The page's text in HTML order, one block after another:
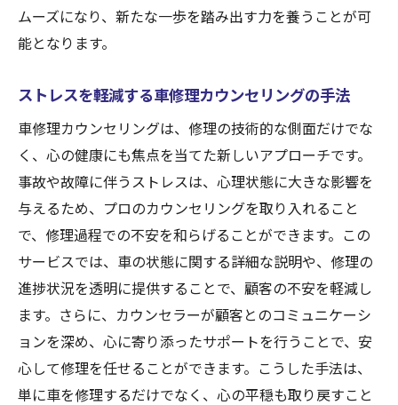
ムーズになり、新たな一歩を踏み出す力を養うことが可
能となります。
ストレスを軽減する車修理カウンセリングの手法
車修理カウンセリングは、修理の技術的な側面だけでな
く、心の健康にも焦点を当てた新しいアプローチです。
事故や故障に伴うストレスは、心理状態に大きな影響を
与えるため、プロのカウンセリングを取り入れること
で、修理過程での不安を和らげることができます。この
サービスでは、車の状態に関する詳細な説明や、修理の
進捗状況を透明に提供することで、顧客の不安を軽減し
ます。さらに、カウンセラーが顧客とのコミュニケーシ
ョンを深め、心に寄り添ったサポートを行うことで、安
心して修理を任せることができます。こうした手法は、
単に車を修理するだけでなく、心の平穏も取り戻すこと